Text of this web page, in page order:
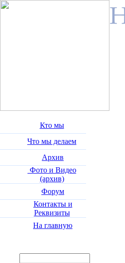
Кто мы
Что мы делаем
Архив
Фото и Видео
(архив)
Форум
Контакты и
Реквизиты
На главную